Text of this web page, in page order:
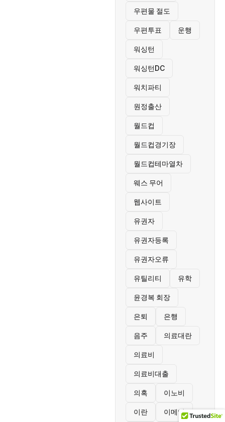
우편물 절도
우편투표 운행
워싱턴
워싱턴DC
워치파티
원정출산
월드컵
월드컵경기장
월드컵테마열차
웨스 무어
웹사이트
유권자
유권자등록
유권자오류
유틸리티 유학
윤경복 회장
은퇴 은행
음주 의료대란
의료비
의료비대출
의혹 이노비
이란 이메일